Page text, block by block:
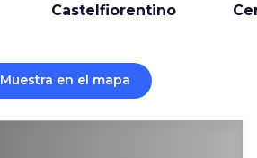
Castelfiorentino
Muestra en el mapa